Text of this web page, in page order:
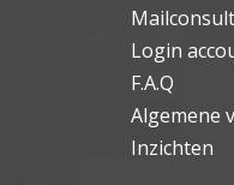
Mailconsult
Login
F.A.Q
Algemene
Inzichten